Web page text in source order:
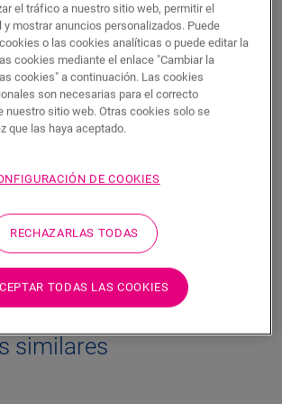
BUSCAR
del producto
y mantiene sin esfuerzo su suelo de
a la vez que evita que se seque.
para su uso con suelos de
estará aportando su granito de arena al
similares
el tráfico a nuestro sitio web, permitir el
mostrar anuncios personalizados. Puede
o las cookies analíticas o puede editar la
cookies mediante el enlace "Cambiar la
cookies" a continuación. Las cookies
son necesarias para el correcto
nuestro sitio web. Otras cookies solo se
que las haya aceptado.
DE COOKIES
RECHAZARLAS TODAS
TODAS LAS COOKIES